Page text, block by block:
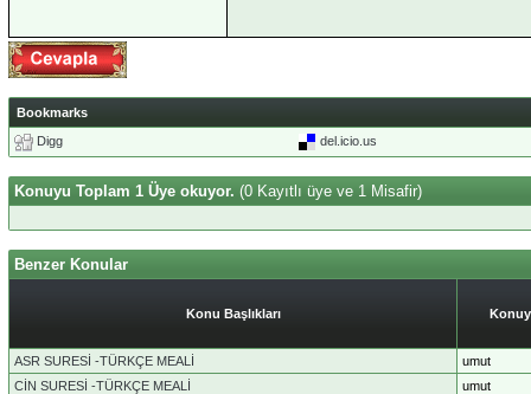
Bookmarks
Digg
del.icio.us
Konuyu Toplam 1 Üye okuyor. (0 Kayıtlı üye ve 1 Misafir)
Benzer Konular
Konu Başlıkları
ASR SURESİ -TÜRKÇE MEALİ
umut
CİN SURESİ -TÜRKÇE MEALİ
umut